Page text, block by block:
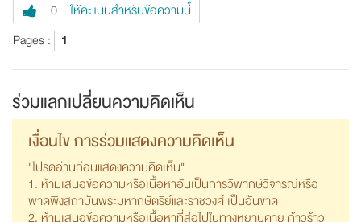
0 ให้คะแนนสำหรับข้อความนี้
Pages : 1
ร่วมแลกเปลี่ยนความคิดเห็น
เงื่อนไข การร่วมแสดงความคิดเห็น
"โปรดอ่านก่อนแสดงความคิดเห็น"
1. ห้ามเสนอข้อความหรือเนื้อหาอันเป็นการวิพากษ์วิจารณ์หรือ
พาดพิงสถาบันพระมหากษัตริย์และราชวงศ์ เป็นอันขาด